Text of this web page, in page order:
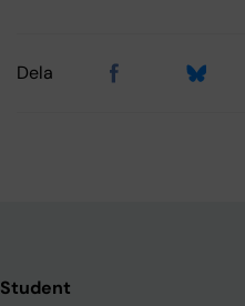
Dela
Student